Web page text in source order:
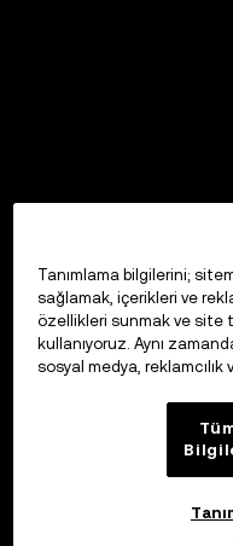
Tanımlama bilgilerini;
sağlamak, içerikleri ve
özellikleri sunmak ve site
kullanıyoruz. Aynı
sosyal medya, reklamcılık